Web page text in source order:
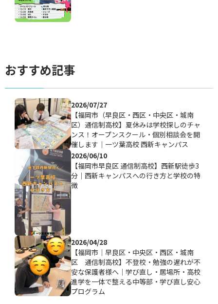
おすすめ記事
2026/07/27
【福岡市（早良区・西区・中央区・城南
区）通信制高校】夏休みは学校探しのチャ
ンス！オープンスクール・個別相談会を開
催します｜一ツ葉高校 西新キャンパス
2026/06/10
【福岡市早良区 通信制高校】西新駅徒歩3
分｜西新キャンパスへの行き方と学校の特
徴
2026/04/28
【福岡市｜早良区・中央区・西区・城南
区 通信制高校】不登校・勉強の遅れが不
安な保護者様へ｜学び直し・居場所・高校
進学を一体で整える中等部・学び直し安心
プログラム